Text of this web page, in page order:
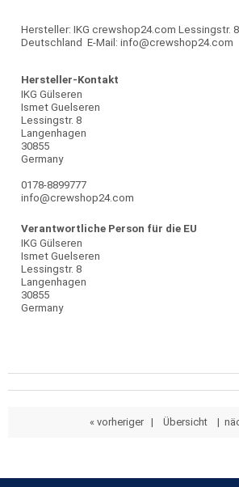
Hersteller: IKG crewshop24.com Lessingstr.
Deutschland E-Mail: info@crewshop24.com
Hersteller-Kontakt
IKG Gülseren
Ismet Guelseren
Lessingstr. 8
Langenhagen
30855
Germany
0178-8899777
info@crewshop24.com
Verantwortliche Person für die EU
IKG Gülseren
Ismet Guelseren
Lessingstr. 8
Langenhagen
30855
Germany
« vorheriger | Übersicht |